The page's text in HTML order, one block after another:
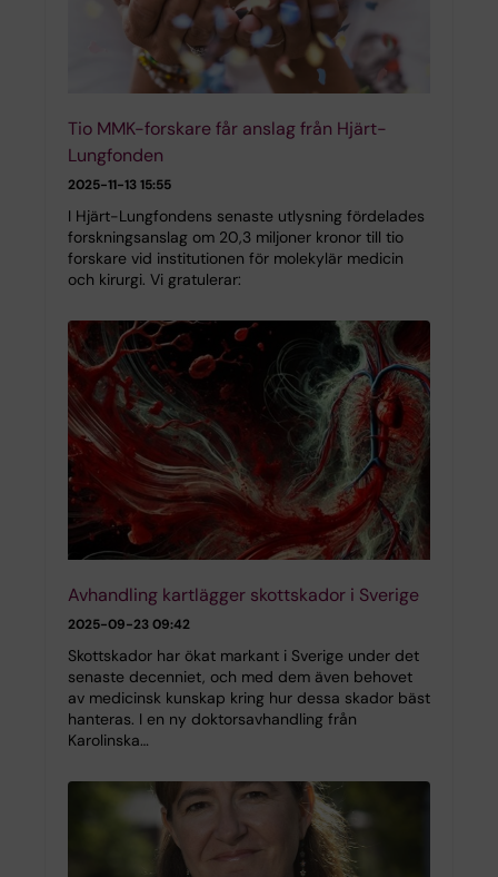
Tio MMK-forskare får anslag från Hjärt-
Lungfonden
2025-11-13 15:55
I Hjärt-Lungfondens senaste utlysning fördelades
forskningsanslag om 20,3 miljoner kronor till tio
forskare vid institutionen för molekylär medicin
och kirurgi. Vi gratulerar:
Avhandling kartlägger skottskador i Sverige
2025-09-23 09:42
Skottskador har ökat markant i Sverige under det
senaste decenniet, och med dem även behovet
av medicinsk kunskap kring hur dessa skador bäst
hanteras. I en ny doktorsavhandling från
Karolinska…